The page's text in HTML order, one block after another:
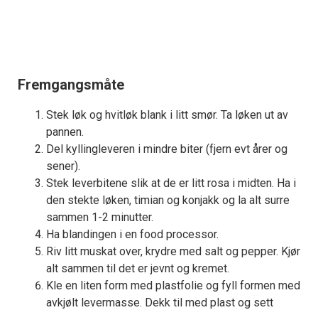
Fremgangsmåte
Stek løk og hvitløk blank i litt smør. Ta løken ut av
pannen.
Del kyllingleveren i mindre biter (fjern evt årer og
sener).
Stek leverbitene slik at de er litt rosa i midten. Ha i
den stekte løken, timian og konjakk og la alt surre
sammen 1-2 minutter.
Ha blandingen i en food processor.
Riv litt muskat over, krydre med salt og pepper. Kjør
alt sammen til det er jevnt og kremet.
Kle en liten form med plastfolie og fyll formen med
avkjølt levermasse. Dekk til med plast og sett